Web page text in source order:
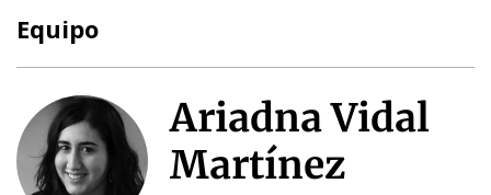
Equipo
Ariadna Vidal
Martínez